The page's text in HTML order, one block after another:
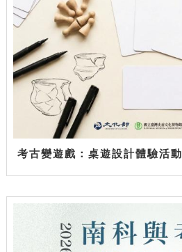
考古變遊戲：桌遊設計體驗活動